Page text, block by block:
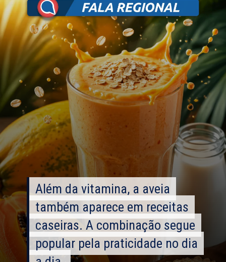
Além da vitamina, a aveia
também aparece em receitas
caseiras. A combinação segue
popular pela praticidade no dia
Além da vitamina, a aveia
também aparece em receitas
caseiras. A combinação segue
popular pela praticidade no dia